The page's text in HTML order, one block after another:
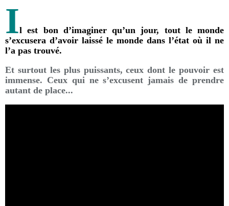
Il est bon d’imaginer qu’un jour, tout le monde
s’excusera d’avoir laissé le monde dans l’état où il ne
l’a pas trouvé.
Et surtout les plus puissants, ceux dont le pouvoir est
immense. Ceux qui ne s’excusent jamais de prendre
autant de place...